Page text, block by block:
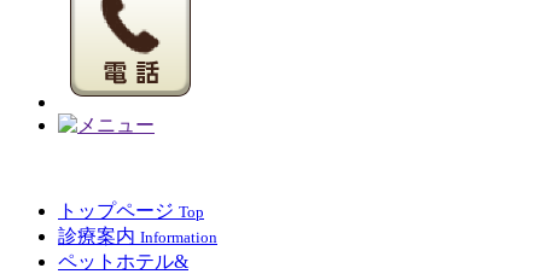
トップページ Top
診療案内 Information
ペットホテル&